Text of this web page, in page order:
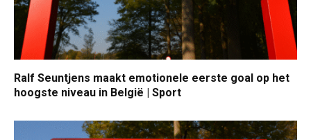
Ralf Seuntjens maakt emotionele eerste goal op het
hoogste niveau in België | Sport